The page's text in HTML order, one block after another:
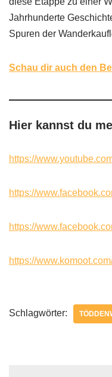
Jahrhunderte
Spuren der
Schau dir auch den
Hier kannst du
https://
https://
https://
https://
Schlagwörter: